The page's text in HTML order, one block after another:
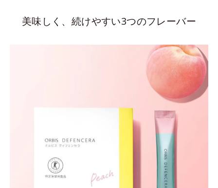
美味しく、続けやすい3つのフレーバー